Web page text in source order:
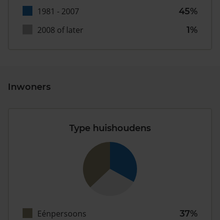
1981 - 2007
45%
2008 of later
1%
Inwoners
Type huishoudens
Eénpersoons
37%